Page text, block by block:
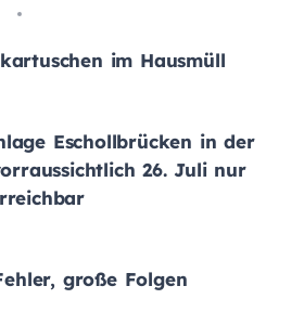
im Hausmüll
Eschollbrücken in der
26. Juli nur
große Folgen